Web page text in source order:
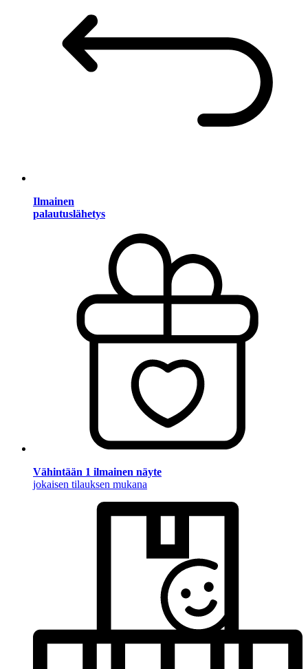
Ilmainen
palautuslähetys
Vähintään 1 ilmainen näyte
jokaisen tilauksen mukana